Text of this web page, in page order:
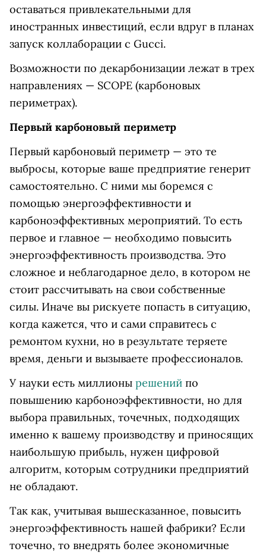
оставаться привлекательными для
иностранных инвестиций, если вдруг в планах
запуск коллаборации с Gucci.
Возможности по декарбонизации лежат в трех
направлениях — SCOPE (карбоновых
периметрах).
Первый карбоновый периметр
Первый карбоновый периметр — это те
выбросы, которые ваше предприятие генерит
самостоятельно. С ними мы боремся с
помощью энергоэффективности и
карбоноэффективных мероприятий. То есть
первое и главное — необходимо повысить
энергоэффективность производства. Это
сложное и неблагодарное дело, в котором не
стоит рассчитывать на свои собственные
силы. Иначе вы рискуете попасть в ситуацию,
когда кажется, что и сами справитесь с
ремонтом кухни, но в результате теряете
время, деньги и вызываете профессионалов.
У науки есть миллионы решений по
повышению карбоноэффективности, но для
выбора правильных, точечных, подходящих
именно к вашему производству и приносящих
наибольшую прибыль, нужен цифровой
алгоритм, которым сотрудники предприятий
не обладают.
Так как, учитывая вышесказанное, повысить
энергоэффективность нашей фабрики? Если
точечно, то внедрять более экономичные